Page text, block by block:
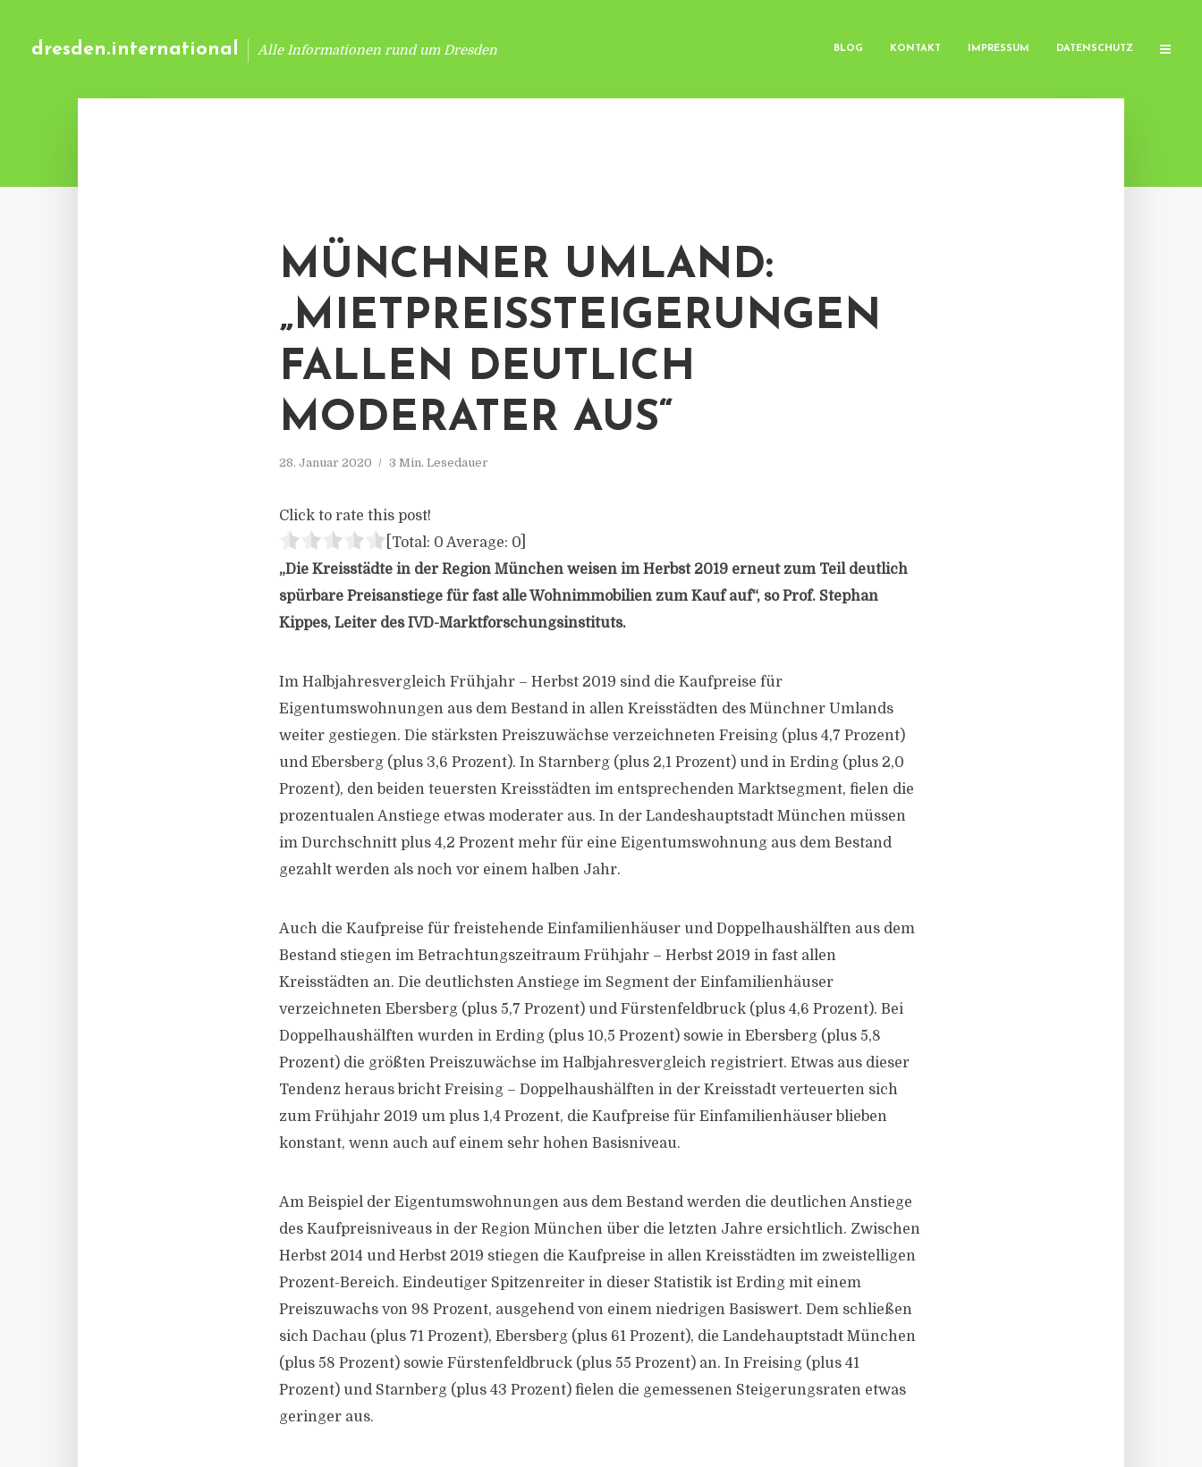
dresden.international Alle Informationen rund um Dresden BLOG KONTAKT IMPRESSUM DATENSCHUTZ
MÜNCHNER UMLAND:
„MIETPREISSTEIGERUNGEN
FALLEN DEUTLICH
MODERATER AUS“
28. Januar 2020 3 Min. Lesedauer
Click to rate this post!
[Total: 0 Average: 0
„Die Kreisstädte in der Region München weisen im Herbst 2019 erneut zum Teil deutlich
spürbare Preisanstiege für fast alle Wohnimmobilien zum Kauf auf“, so Prof. Stephan
Kippes, Leiter des IVD-Marktforschungsinstituts.
Im Halbjahresvergleich Frühjahr – Herbst 2019 sind die Kaufpreise für
Eigentumswohnungen aus dem Bestand in allen Kreisstädten des Münchner Umlands
weiter gestiegen. Die stärksten Preiszuwächse verzeichneten Freising (plus 4,7 Prozent)
und Ebersberg (plus 3,6 Prozent). In Starnberg (plus 2,1 Prozent) und in Erding (plus 2,0
Prozent), den beiden teuersten Kreisstädten im entsprechenden Marktsegment, fielen die
prozentualen Anstiege etwas moderater aus. In der Landeshauptstadt München müssen
im Durchschnitt plus 4,2 Prozent mehr für eine Eigentumswohnung aus dem Bestand
gezahlt werden als noch vor einem halben Jahr.
Auch die Kaufpreise für freistehende Einfamilienhäuser und Doppelhaushälften aus dem
Bestand stiegen im Betrachtungszeitraum Frühjahr – Herbst 2019 in fast allen
Kreisstädten an. Die deutlichsten Anstiege im Segment der Einfamilienhäuser
verzeichneten Ebersberg (plus 5,7 Prozent) und Fürstenfeldbruck (plus 4,6 Prozent). Bei
Doppelhaushälften wurden in Erding (plus 10,5 Prozent) sowie in Ebersberg (plus 5,8
Prozent) die größten Preiszuwächse im Halbjahresvergleich registriert. Etwas aus dieser
Tendenz heraus bricht Freising – Doppelhaushälften in der Kreisstadt verteuerten sich
zum Frühjahr 2019 um plus 1,4 Prozent, die Kaufpreise für Einfamilienhäuser blieben
konstant, wenn auch auf einem sehr hohen Basisniveau.
Am Beispiel der Eigentumswohnungen aus dem Bestand werden die deutlichen Anstiege
des Kaufpreisniveaus in der Region München über die letzten Jahre ersichtlich. Zwischen
Herbst 2014 und Herbst 2019 stiegen die Kaufpreise in allen Kreisstädten im zweistelligen
Prozent-Bereich. Eindeutiger Spitzenreiter in dieser Statistik ist Erding mit einem
Preiszuwachs von 98 Prozent, ausgehend von einem niedrigen Basiswert. Dem schließen
sich Dachau (plus 71 Prozent), Ebersberg (plus 61 Prozent), die Landehauptstadt München
(plus 58 Prozent) sowie Fürstenfeldbruck (plus 55 Prozent) an. In Freising (plus 41
Prozent) und Starnberg (plus 43 Prozent) fielen die gemessenen Steigerungsraten etwas
geringer aus.